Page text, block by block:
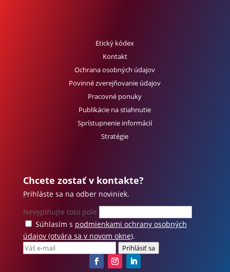
Etický kódex
Kontakt
Ochrana osobných údajov
Povinné zverejňovanie údajov
Pracovné ponuky
Publikácie na stiahnutie
Sprístupnenie informácií
Stratégie
Chcete zostať v kontakte?
Prihláste sa na odber noviniek.
Nevyplňujte toto pole
Súhlasím s podmienkami ochrany osobných
údajov(otvára sa v novom okne).
Prihlásiť sa